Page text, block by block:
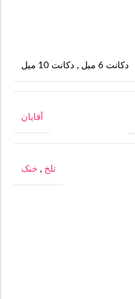
دکانت 6 میل , دکانت 10 میل
آقایان
تلخ , خنک